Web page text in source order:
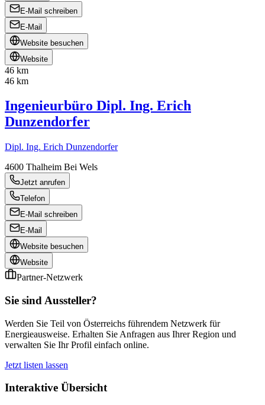
E-Mail schreiben
E-Mail
Website besuchen
Website
46 km
46 km
Ingenieurbüro Dipl. Ing. Erich
Dunzendorfer
Dipl. Ing. Erich Dunzendorfer
4600 Thalheim Bei Wels
Jetzt anrufen
Telefon
E-Mail schreiben
E-Mail
Website besuchen
Website
Partner-Netzwerk
Sie sind Aussteller?
Werden Sie Teil von Österreichs führendem Netzwerk für
Energieausweise. Erhalten Sie Anfragen aus Ihrer Region und
verwalten Sie Ihr Profil einfach online.
Jetzt listen lassen
Interaktive Übersicht